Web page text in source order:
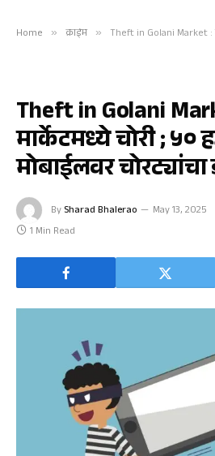
Home » क्राईम » Theft in Golani Market : गोलाणी
Theft in Golani
मार्केटमध्ये चोरी ; ५०
मोबाईलवर
By Sharad Bhalerao May 13, 2025
1 Min Read